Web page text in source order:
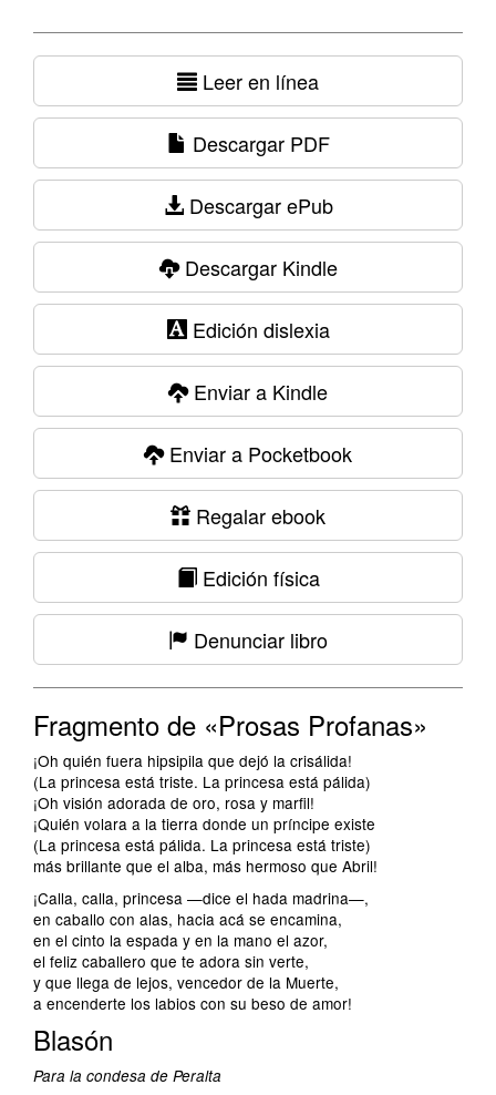
Leer en línea
Descargar PDF
Descargar ePub
Descargar Kindle
Edición dislexia
Enviar a Kindle
Enviar a Pocketbook
Regalar ebook
Edición física
Denunciar libro
Fragmento de «Prosas Profanas»
¡Oh quién fuera hipsipila que dejó la crisálida!
(La princesa está triste. La princesa está pálida)
¡Oh visión adorada de oro, rosa y marfil!
¡Quién volara a la tierra donde un príncipe existe
(La princesa está pálida. La princesa está triste)
más brillante que el alba, más hermoso que Abril!
¡Calla, calla, princesa —dice el hada madrina—,
en caballo con alas, hacia acá se encamina,
en el cinto la espada y en la mano el azor,
el feliz caballero que te adora sin verte,
y que llega de lejos, vencedor de la Muerte,
a encenderte los labios con su beso de amor!
Blasón
Para la condesa de Peralta